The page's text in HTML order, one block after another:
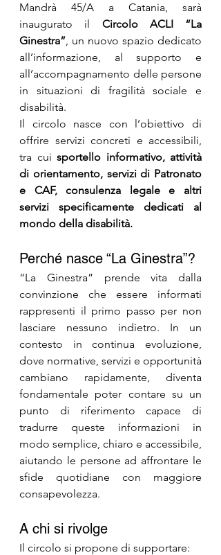
Mandrà 45/A a Catania, sarà
inaugurato il Circolo ACLI “La
Ginestra”, un nuovo spazio dedicato
all’informazione, al supporto e
all’accompagnamento delle persone
in situazioni di fragilità sociale e
disabilità.
Il circolo nasce con l’obiettivo di
offrire servizi concreti e accessibili,
tra cui sportello informativo, attività
di orientamento, servizi di Patronato
e CAF, consulenza legale e altri
servizi specificamente dedicati al
mondo della disabilità.
Perché nasce “La Ginestra”?
“La Ginestra” prende vita dalla
convinzione che essere informati
rappresenti il primo passo per non
lasciare nessuno indietro. In un
contesto in continua evoluzione,
dove normative, servizi e opportunità
cambiano rapidamente, diventa
fondamentale poter contare su un
punto di riferimento capace di
tradurre queste informazioni in
modo semplice, chiaro e accessibile,
aiutando le persone ad affrontare le
sfide quotidiane con maggiore
consapevolezza.
A chi si rivolge
Il circolo si propone di supportare: